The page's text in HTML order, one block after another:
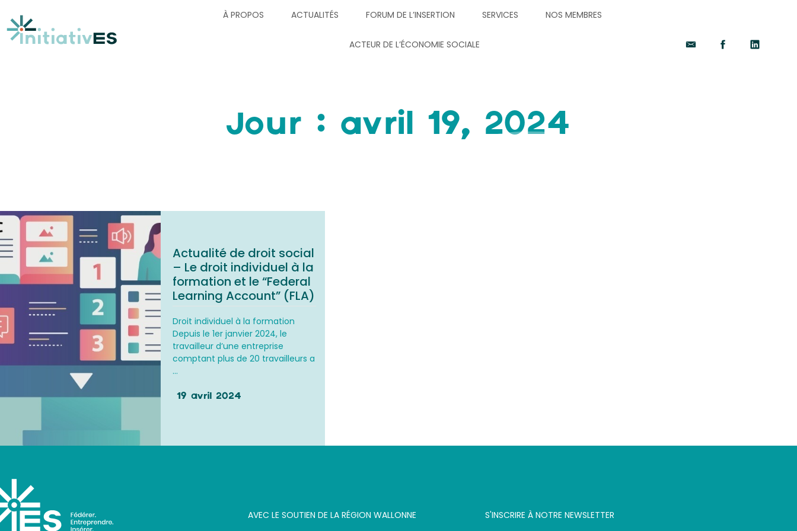
À PROPOS ACTUALITÉS FORUM DE L’INSERTION SERVICES NOS MEMBRES
ACTEUR DE L’ÉCONOMIE SOCIALE
Jour : avril 19, 2024
Actualité de droit social
– Le droit individuel à la
formation et le “Federal
Learning Account” (FLA)
Droit individuel à la formation
Depuis le 1er janvier 2024, le
travailleur d’une entreprise
comptant plus de 20 travailleurs a
...
19 avril 2024
AVEC LE SOUTIEN DE LA RÉGION WALLONNE S'INSCRIRE À NOTRE NEWSLETTER